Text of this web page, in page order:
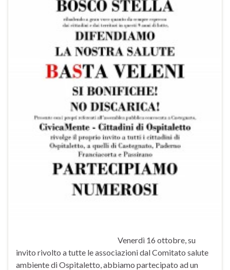
Venerdì 16 ottobre, su
invito rivolto a tutte le associazioni dal Comitato salute
ambiente di Ospitaletto, abbiamo partecipato ad un